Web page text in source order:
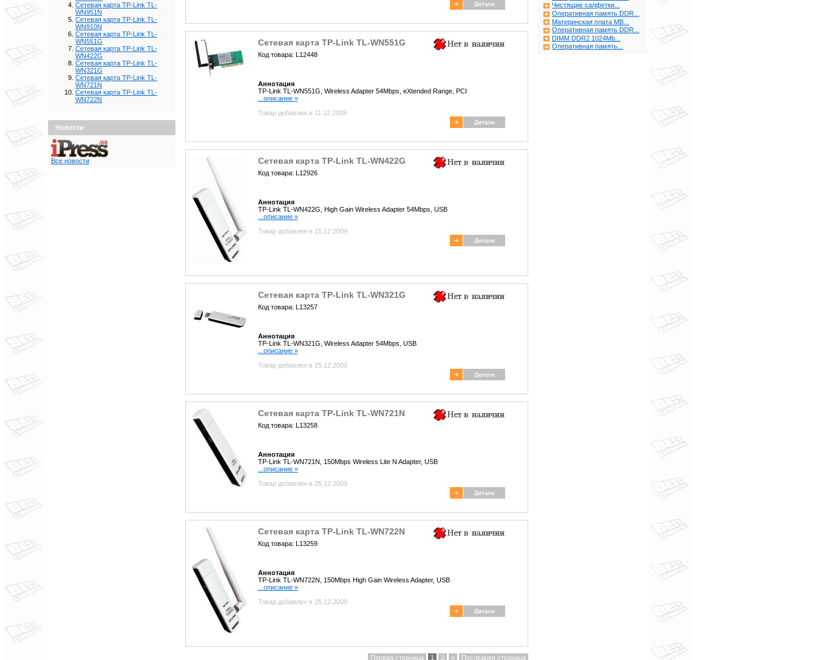
Сетевая карта TP-Link TL-
WN951N
Сетевая карта TP-Link TL-
WN910N
Сетевая карта TP-Link TL-
WN551G
Сетевая карта TP-Link TL-
WN422G
Сетевая карта TP-Link TL-
WN321G
Сетевая карта TP-Link TL-
WN721N
Сетевая карта TP-Link TL-
WN722N
Новости
Все новости
Сетевая карта TP-Link TL-WN551G
Код товара: L12448
Аннотация
TP-Link TL-WN551G, Wireless Adapter 54Mbps, eXtended Range, PCI
...описание »
Товар добавлен в 11.12.2009
Сетевая карта TP-Link TL-WN422G
Код товара: L12926
Аннотация
TP-Link TL-WN422G, High Gain Wireless Adapter 54Mbps, USB
...описание »
Товар добавлен в 15.12.2009
Сетевая карта TP-Link TL-WN321G
Код товара: L13257
Аннотация
TP-Link TL-WN321G, Wireless Adapter 54Mbps, USB
...описание »
Товар добавлен в 25.12.2009
Сетевая карта TP-Link TL-WN721N
Код товара: L13258
Аннотация
TP-Link TL-WN721N, 150Mbps Wireless Lite N Adapter, USB
...описание »
Товар добавлен в 25.12.2009
Сетевая карта TP-Link TL-WN722N
Код товара: L13259
Аннотация
TP-Link TL-WN722N, 150Mbps High Gain Wireless Adapter, USB
...описание »
Товар добавлен в 25.12.2009
Первая страница 1 2 » Последняя страница
Чистящие салфетки...
Оперативная память DDR...
Материнская плата MB...
Оперативная память DDR...
DIMM DDR2 1024Mb...
Оперативная память...